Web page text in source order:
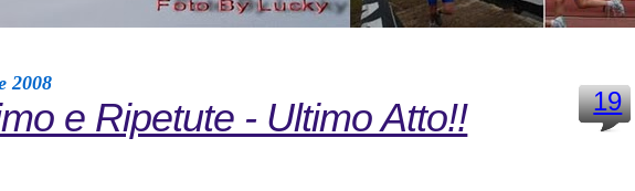
2008
19
e Ripetute - Ultimo Atto!!